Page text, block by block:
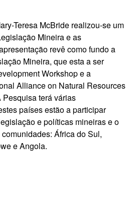
Teresa McBride realizou-se um
Mineira e as
revê como fundo a
Mineira, que esta a ser
Workshop e a
Alliance on Natural Resources
terá várias
países estão a participar
e políticas mineiras e o
África do Sul,
e Angola.